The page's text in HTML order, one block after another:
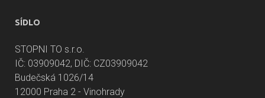
SÍDLO
STOPNI TO s.r.o.
IČ: 03909042, DIČ: CZ03909042
Budečská 1026/14
12000 Praha 2 - Vinohrady